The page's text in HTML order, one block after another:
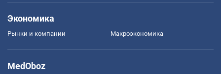
Экономика
Рынки и компании Mакроэкономика
MedOboz